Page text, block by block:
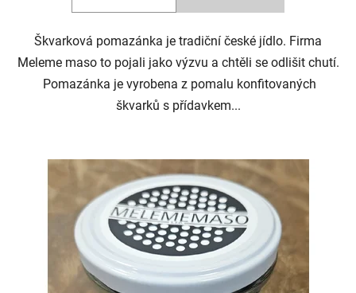
Škvarková pomazánka je tradiční české jídlo. Firma
Meleme maso to pojali jako výzvu a chtěli se odlišit chutí.
Pomazánka je vyrobena z pomalu konfitovaných
škvarků s přídavkem...